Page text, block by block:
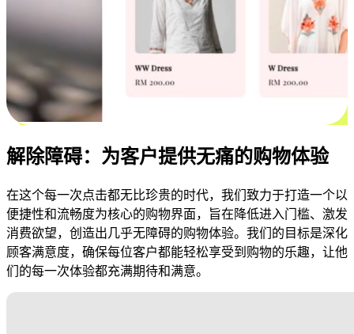
解除障碍：为客户提供无痛的购物体验
在这个每一次点击都无比珍贵的时代，我们致力于打造一个以
便捷性和流畅度为核心的购物界面，旨在降低进入门槛、激发
消费欲望，创造出几乎无障碍的购物体验。我们的目标是深化
顾客满意度，确保每位客户都能轻松享受到购物的乐趣，让他
们的每一次体验都充满期待和满意。